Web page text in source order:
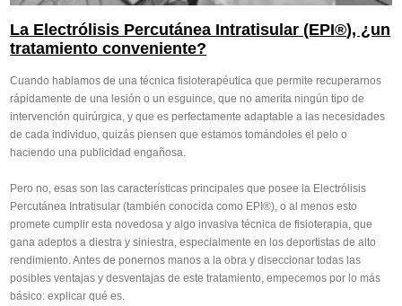
La Electrólisis Percutánea Intratisular (EPI®), ¿un
tratamiento conveniente?
Cuando hablamos de una técnica fisioterapéutica que permite recuperarnos
rápidamente de una lesión o un esguince, que no amerita ningún tipo de
intervención quirúrgica, y que es perfectamente adaptable a las necesidades
de cada individuo, quizás piensen que estamos tomándoles el pelo o
haciendo una publicidad engañosa.
Pero no, esas son las características principales que posee la Electrólisis
Percutánea Intratisular (también conocida como EPI®), o al menos esto
promete cumplir esta novedosa y algo invasiva técnica de fisioterapia, que
gana adeptos a diestra y siniestra, especialmente en los deportistas de alto
rendimiento. Antes de ponernos manos a la obra y diseccionar todas las
posibles ventajas y desventajas de este tratamiento, empecemos por lo más
básico: explicar qué es.